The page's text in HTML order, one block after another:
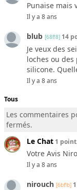
Punaise mais
Il y a 8 ans
blub [68f!8] 14
Je veux des
loches ou
silicone.
Il y a 8 ans
Tous
Les commentaires
fermés.
Le Chat 1
Votre Avis
Il y a 8 ans
nirouch [6bf!b]